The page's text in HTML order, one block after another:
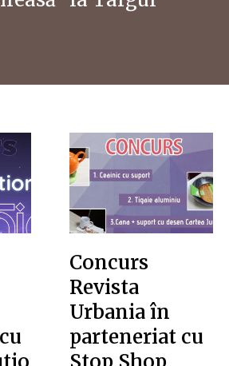
Concurs
Revista
Urbania în
parteneriat cu